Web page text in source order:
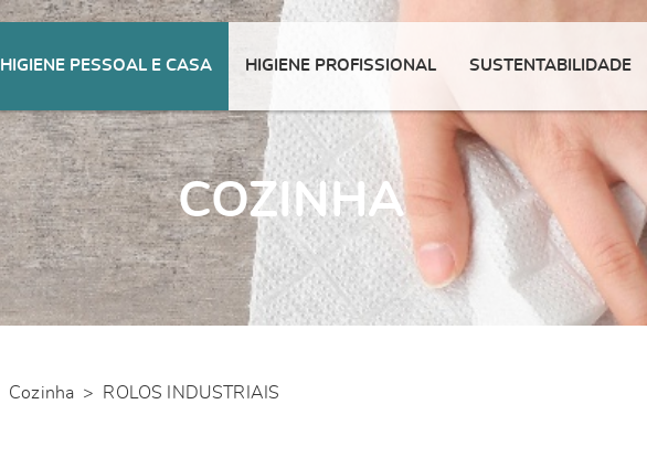
HIGIENE PESSOAL E CASA HIGIENE PROFISSIONAL SUSTENTABILIDADE
COZINHA
Cozinha > ROLOS INDUSTRIAIS